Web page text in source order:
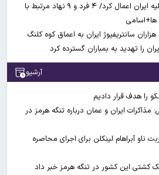
آمریکا تحریم‌های جدیدی علیه ایران اعمال کرد/ ۴ فرد و ۹ نهاد مرتبط با
هزاران سانتریفیوژ ایران به اعماق کوه کلنگ
را تهدید به بمباران گسترده کرد
آرشیو
را هدف قرار دادیم
ایران و عمان درباره تنگه هرمز در
ناو آبراهام لینکلن برای اجرای محاصره
کشتی این کشور در تنگه هرمز خبر داد